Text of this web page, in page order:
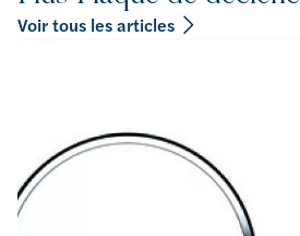
Voir tous les articles